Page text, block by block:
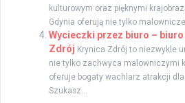
kulturowym oraz pięknymi
Gdynia oferują nie tylko malownicze
Wycieczki przez biuro –
Zdrój Krynica Zdrój to niezwykle
nie tylko zachwyca malowniczymi
oferuje bogaty wachlarz atrakcji dla
Szukasz...